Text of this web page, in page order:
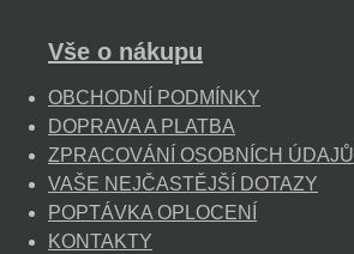
Vše o nákupu
OBCHODNÍ PODMÍNKY
DOPRAVA A PLATBA
ZPRACOVÁNÍ OSOBNÍCH ÚDAJŮ
VAŠE NEJČASTĚJŠÍ DOTAZY
POPTÁVKA OPLOCENÍ
KONTAKTY